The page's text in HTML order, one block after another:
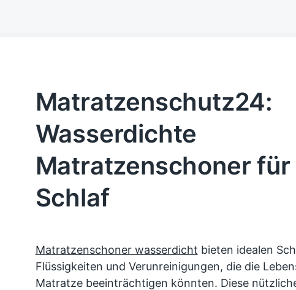
Matratzenschutz24:
Wasserdichte
Matratzenschoner
Schlaf
Matratzenschoner wasserdicht bieten idealen
Flüssigkeiten und Verunreinigungen, die die
Matratze beeinträchtigen könnten. Diese